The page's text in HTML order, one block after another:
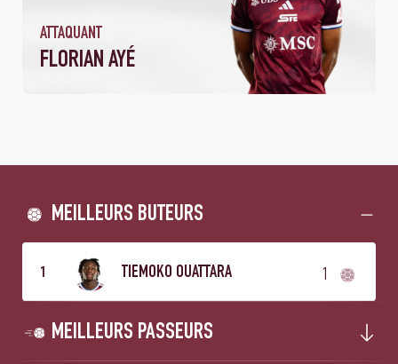
ATTAQUANT
FLORIAN AYÉ
MEILLEURS BUTEURS
1 TIEMOKO OUATTARA 1
MEILLEURS PASSEURS